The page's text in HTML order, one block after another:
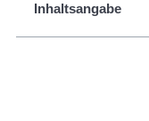
Inhaltsangabe